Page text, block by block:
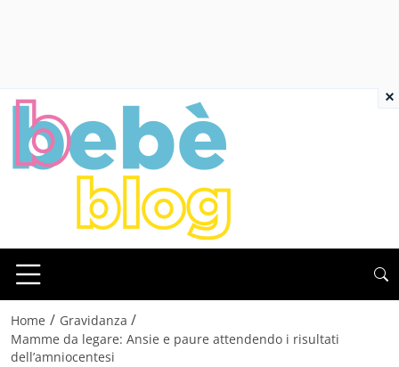
Home / Gravidanza /
Mamme da legare: Ansie e paure attendendo i risultati
dell’amniocentesi
×